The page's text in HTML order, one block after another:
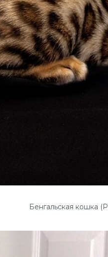
Бенгальская кошка